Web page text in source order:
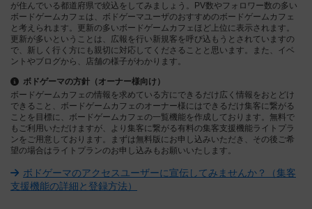
が住んでいる都道府県で絞込をしてみましょう。PV数やフォロワー数の多い
ボードゲームカフェは、ボドゲーマユーザのおすすめのボードゲームカフェ
と考えられます。更新の多いボードゲームカフェほど上位に表示されます。
更新が多いということは、広報を行い新規客を呼び込もうとされていますの
で、新しく行く方にも親切に対応してくださることと思います。また、イベ
ントやブログから、店舗の様子がわかります。
ボドゲーマの方針（オーナー様向け）
ボードゲームカフェの情報を求めている方にできるだけ広く情報をおとどけ
できること、ボードゲームカフェのオーナー様にはできるだけ集客に繋がる
ことを目標に、ボードゲームカフェの一覧機能を作成しております。無料で
もご利用いただけますが、より集客に繋がる有料の集客支援機能ライトプラ
ンをご用意しております。まずは無料版にお申し込みいただき、その後ご希
望の場合はライトプランのお申し込みもお願いいたします。
ボドゲーマのアクセスユーザーに宣伝してみませんか？（集客
支援機能の詳細と登録方法）